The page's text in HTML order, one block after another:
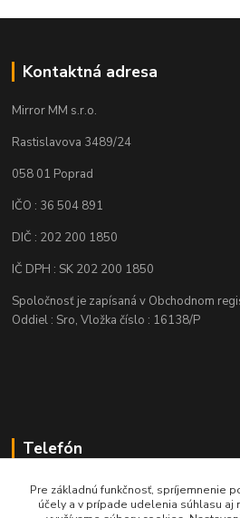
Kontaktná adresa
Mirror MM s.r.o.
Rastislavova 3489/24
058 01 Poprad
IČO : 36 504 891
DIČ : 202 200 1850
IČ DPH : SK 202 200 1850
Spoločnosť je zapísaná v Obchodnom
Oddiel : Sro, Vložka číslo : 16138/P
Telefón
+421 905 622 625
Pre základnú funkčnosť, spríjemnenie
účely a v prípade udelenia súhlasu aj